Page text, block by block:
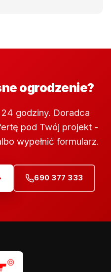
ogrodzenie?
godziny. Doradca
pod Twój projekt -
wypełnić formularz.
690 377 333